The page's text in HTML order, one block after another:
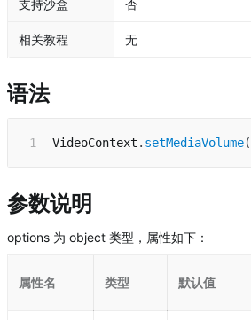
支持沙盒 否
相关教程 无
语法
VideoContext . setMediaVolume(
参数说明
options 为 object 类型，属性如下：
属性名 类型 默认值